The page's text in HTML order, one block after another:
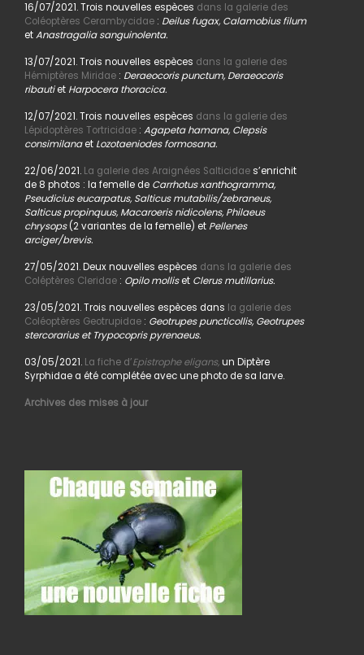
16/07/2021. Trois nouvelles espèces dans la galerie des
Coléoptères Cerambycidae: Deilus fugax, Calamobius filum
etAnastragalia sanguinolenta.
13/07/2021. Trois nouvelles espèces dans la galerie des
Hémiptères Miridae: Deraeocoris punctum, Deraeocoris
ribautiet Harpocera thoracica.
12/07/2021. Trois nouvelles espèces dans la galerie des
Lépidoptères Tortricidae: Agapeta hamana, Clepsis
consimilanaet Lozotaeniodes formosana.
22/06/2021. La galerie des Araignées Salticidaes’enrichit
de 8 photos : la femelle de Carrhotus xanthogramma,
Pseudicius eucarpatus, Salticus mutabilis/zebraneus,
Salticus propinquus, Macaroeris nidicolens, Philaeus
chrysops(2 variantes de la femelle) et Pellenes
arciger/brevis.
27/05/2021. Deux nouvelles espèces dans la galerie des
Coléptères Cleridae: Opilo molliset Clerus mutillarius.
23/05/2021. Trois nouvelles espèces dans la galerie des
Coléoptères Geotrupidae: Geotrupes puncticollis, Geotrupes
stercorarius et Trypocopris pyrenaeus.
03/05/2021. La fiche d’Epistrophe eligans,un Diptère
Syrphidae a été complétée avec une photo de sa larve.
Archives des mises à jour